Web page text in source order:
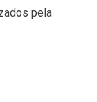
pela